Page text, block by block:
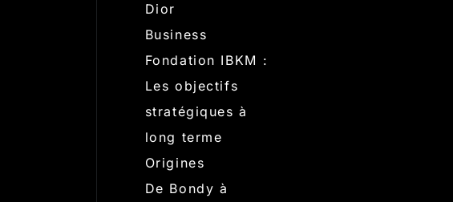
Dior
Business
Fondation IBKM :
Les objectifs
stratégiques à
long terme
Origines
De Bondy à